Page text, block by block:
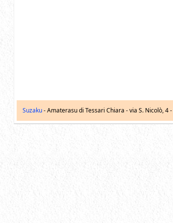
Suzaku- Amaterasu di Tessari Chiara -via S. Nicolò, 4-